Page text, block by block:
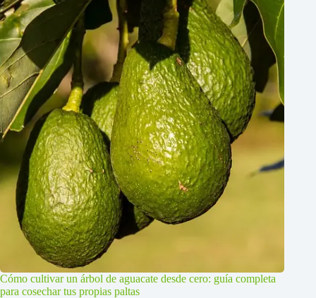
Cómo cultivar un árbol de aguacate desde cero: guía completa
para cosechar tus propias paltas